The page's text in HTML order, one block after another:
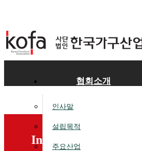
협회소개
인사말
설립목적
주요산업
Infomation